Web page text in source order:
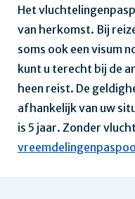
Het
van herkomst. Bij
soms ook een visum
kunt u terecht bij de
heen reist. De
afhankelijk van uw
is 5 jaar. Zonder